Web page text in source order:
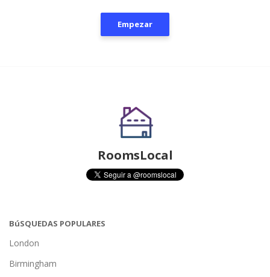
Empezar
RoomsLocal
BúSQUEDAS POPULARES
London
Birmingham